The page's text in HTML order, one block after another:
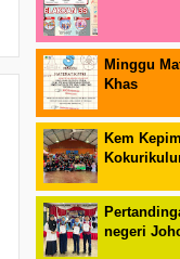
Minggu
Khas
Kem
negeri